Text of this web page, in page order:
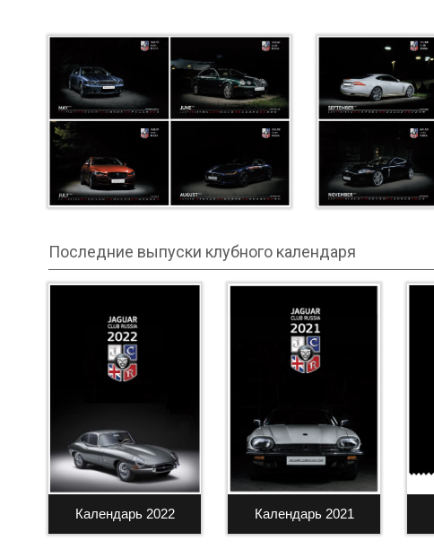
Последние выпуски клубного календаря
Календарь 2022 Календарь 2021